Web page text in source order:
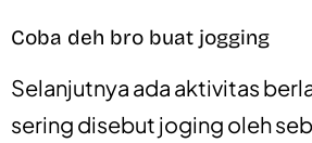
Coba deh bro buat jogging
Selanjutnya ada aktivitas
sering disebut joging oleh